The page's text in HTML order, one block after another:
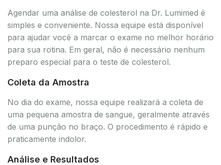
Agendar uma análise de colesterol na Dr. Lumimed é
simples e conveniente. Nossa equipe está disponível
para ajudar você a marcar o exame no melhor horário
para sua rotina. Em geral, não é necessário nenhum
preparo especial para o teste de colesterol.
Coleta da Amostra
No dia do exame, nossa equipe realizará a coleta de
uma pequena amostra de sangue, geralmente através
de uma punção no braço. O procedimento é rápido e
praticamente indolor.
Análise e Resultados